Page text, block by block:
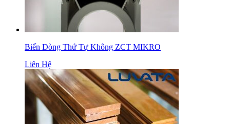
Biến Dòng Thứ Tự Không ZCT MIKRO
Liên Hệ